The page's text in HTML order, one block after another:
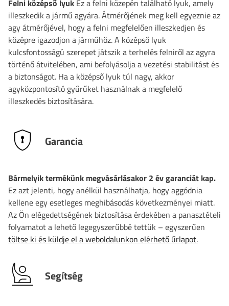
Felni középső lyuk Ez a felni közepén található lyuk, amely
illeszkedik a jármű agyára. Átmérőjének meg kell egyeznie az
agy átmérőjével, hogy a felni megfelelően illeszkedjen és
középre igazodjon a járműhöz. A középső lyuk
kulcsfontosságú szerepet játszik a terhelés felniről az agyra
történő átvitelében, ami befolyásolja a vezetési stabilitást és
a biztonságot. Ha a középső lyuk túl nagy, akkor
agyközpontosító gyűrűket használnak a megfelelő
illeszkedés biztosítására.
Garancia
Bármelyik termékünk megvásárlásakor 2 év garanciát kap.
Ez azt jelenti, hogy anélkül használhatja, hogy aggódnia
kellene egy esetleges meghibásodás következményei miatt.
Az Ön elégedettségének biztosítása érdekében a panasztételi
folyamatot a lehető legegyszerűbbé tettük – egyszerűen
töltse ki és küldje el a weboldalunkon elérhető űrlapot.
Segítség